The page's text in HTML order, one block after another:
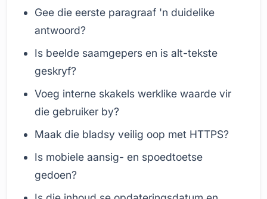
Gee die eerste paragraaf 'n duidelike
antwoord?
Is beelde saamgepers en is alt-tekste
geskryf?
Voeg interne skakels werklike waarde vir
die gebruiker by?
Maak die bladsy veilig oop met HTTPS?
Is mobiele aansig- en spoedtoetse
gedoen?